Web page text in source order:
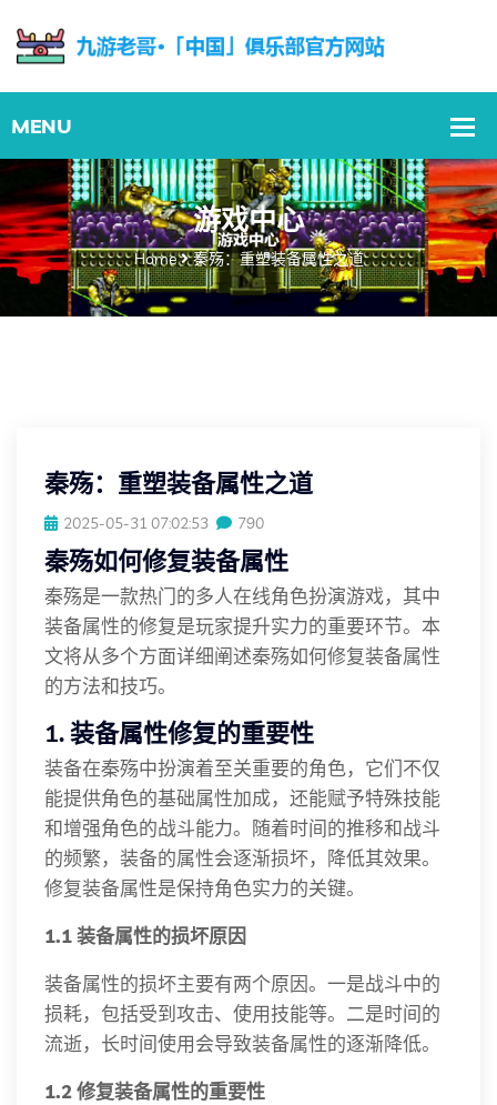
游戏中心
Home 秦殇：重塑装备属性之道
秦殇：重塑装备属性之道
2025-05-31 07:02:53 790
秦殇如何修复装备属性
秦殇是一款热门的多人在线角色扮演游戏，其中
装备属性的修复是玩家提升实力的重要环节。本
文将从多个方面详细阐述秦殇如何修复装备属性
的方法和技巧。
1. 装备属性修复的重要性
装备在秦殇中扮演着至关重要的角色，它们不仅
能提供角色的基础属性加成，还能赋予特殊技能
和增强角色的战斗能力。随着时间的推移和战斗
的频繁，装备的属性会逐渐损坏，降低其效果。
修复装备属性是保持角色实力的关键。
1.1 装备属性的损坏原因
装备属性的损坏主要有两个原因。一是战斗中的
损耗，包括受到攻击、使用技能等。二是时间的
流逝，长时间使用会导致装备属性的逐渐降低。
1.2 修复装备属性的重要性